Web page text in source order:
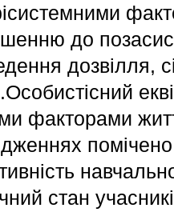
до
дозвілля,
факторами
стан